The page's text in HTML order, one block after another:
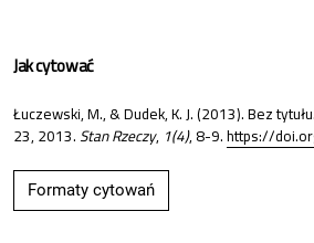
Jak cytować
Łuczewski, M., & Dudek, K. J. (2013). Bez
23, 2013.Stan Rzeczy, 1(4), 8-9.https://
Formaty cytowań